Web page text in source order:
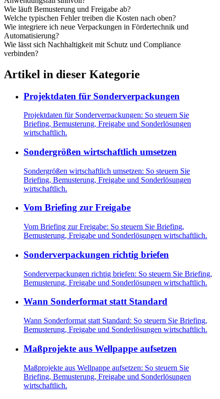
Wie läuft Bemusterung und Freigabe ab?
Welche typischen Fehler treiben die Kosten nach oben?
Wie integriere ich neue Verpackungen in Fördertechnik und
Automatisierung?
Wie lässt sich Nachhaltigkeit mit Schutz und Compliance
verbinden?
Artikel in dieser Kategorie
Projektdaten für Sonderverpackungen
Projektdaten für Sonderverpackungen: So steuern Sie
Briefing, Bemusterung, Freigabe und Sonderlösungen
wirtschaftlich.
Sondergrößen wirtschaftlich umsetzen
Sondergrößen wirtschaftlich umsetzen: So steuern Sie
Briefing, Bemusterung, Freigabe und Sonderlösungen
wirtschaftlich.
Vom Briefing zur Freigabe
Vom Briefing zur Freigabe: So steuern Sie Briefing,
Bemusterung, Freigabe und Sonderlösungen wirtschaftlich.
Sonderverpackungen richtig briefen
Sonderverpackungen richtig briefen: So steuern Sie Briefing,
Bemusterung, Freigabe und Sonderlösungen wirtschaftlich.
Wann Sonderformat statt Standard
Wann Sonderformat statt Standard: So steuern Sie Briefing,
Bemusterung, Freigabe und Sonderlösungen wirtschaftlich.
Maßprojekte aus Wellpappe aufsetzen
Maßprojekte aus Wellpappe aufsetzen: So steuern Sie
Briefing, Bemusterung, Freigabe und Sonderlösungen
wirtschaftlich.